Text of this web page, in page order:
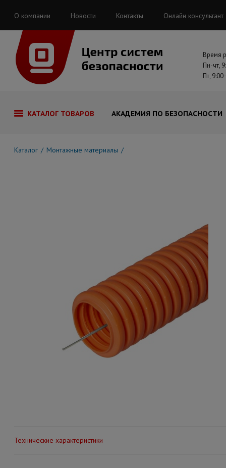
О компании Новости Контакты Онлайн консультант
Время
Пн-чт,
Пт,
КАТАЛОГ ТОВАРОВ АКАДЕМИЯ ПО БЕЗОПАСНОСТИ
Каталог Монтажные материалы
Технические характеристики